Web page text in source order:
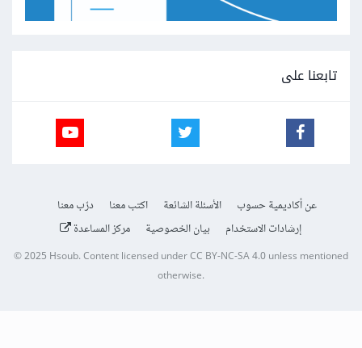
تابعنا على
عن أكاديمية حسوب الأسئلة الشائعة اكتب معنا
درّب معنا
إرشادات الاستخدام
بيان الخصوصية مركز المساعدة
© 2025 Hsoub.Content licensed underCC BY-NC-SA 4.0unless mentioned
otherwise.